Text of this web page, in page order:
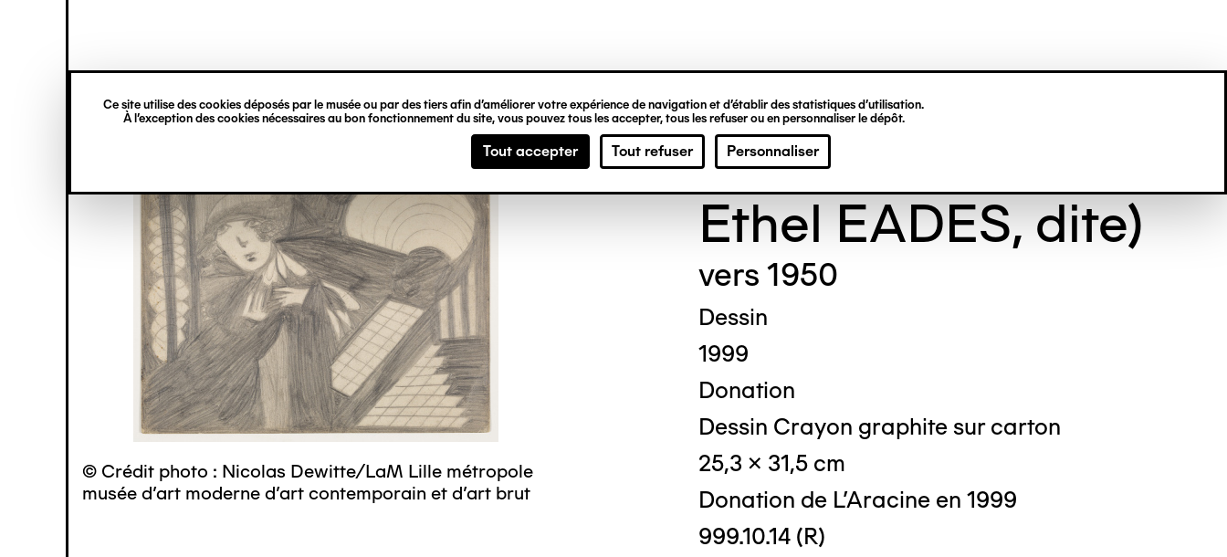
Ce site utilise des cookies déposés par le musée ou par des tiers afin d’améliorer votre expérience de navigation et d’établir des statistiques d’utilisation.
À l’exception des cookies nécessaires au bon fonctionnement du site, vous pouvez tous les accepter, tous les refuser ou en personnaliser le dépôt.
Tout accepter Tout refuser Personnaliser
principal
verticale
© Crédit photo : Nicolas Dewitte/LaM Lille métropole
musée d’art moderne d’art contemporain et d’art brut
Madge GILL (Maude
Ethel EADES, dite)
vers 1950
Dessin
1999
Donation
Dessin Crayon graphite sur carton
25,3 x 31,5 cm
Donation de L'Aracine en 1999
999.10.14 (R)